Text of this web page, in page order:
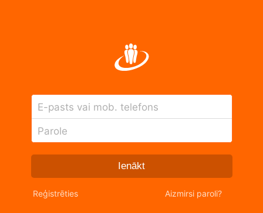
E-pasts vai mob. telefons
Parole
Ienākt
Reģistrēties Aizmirsi paroli?